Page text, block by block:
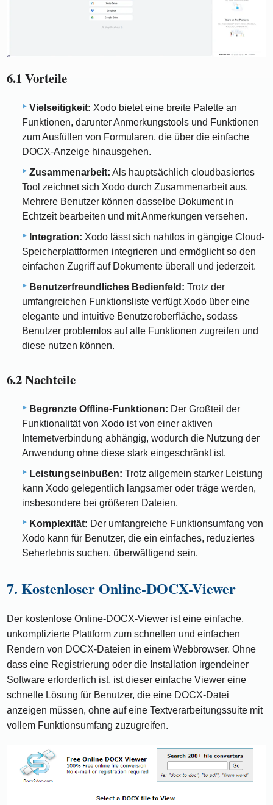
6.1 Vorteile
Vielseitigkeit: Xodo bietet eine breite Palette an
Funktionen, darunter Anmerkungstools und Funktionen
zum Ausfüllen von Formularen, die über die einfache
DOCX-Anzeige hinausgehen.
Zusammenarbeit: Als hauptsächlich cloudbasiertes
Tool zeichnet sich Xodo durch Zusammenarbeit aus.
Mehrere Benutzer können dasselbe Dokument in
Echtzeit bearbeiten und mit Anmerkungen versehen.
Integration: Xodo lässt sich nahtlos in gängige Cloud-
Speicherplattformen integrieren und ermöglicht so den
einfachen Zugriff auf Dokumente überall und jederzeit.
Benutzerfreundliches Bedienfeld: Trotz der
umfangreichen Funktionsliste verfügt Xodo über eine
elegante und intuitive Benutzeroberfläche, sodass
Benutzer problemlos auf alle Funktionen zugreifen und
diese nutzen können.
6.2 Nachteile
Begrenzte Offline-Funktionen: Der Großteil der
Funktionalität von Xodo ist von einer aktiven
Internetverbindung abhängig, wodurch die Nutzung der
Anwendung ohne diese stark eingeschränkt ist.
Leistungseinbußen: Trotz allgemein starker Leistung
kann Xodo gelegentlich langsamer oder träge werden,
insbesondere bei größeren Dateien.
Komplexität: Der umfangreiche Funktionsumfang von
Xodo kann für Benutzer, die ein einfaches, reduziertes
Seherlebnis suchen, überwältigend sein.
7. Kostenloser Online-DOCX-Viewer
Der kostenlose Online-DOCX-Viewer ist eine einfache,
unkomplizierte Plattform zum schnellen und einfachen
Rendern von DOCX-Dateien in einem Webbrowser. Ohne
dass eine Registrierung oder die Installation irgendeiner
Software erforderlich ist, ist dieser einfache Viewer eine
schnelle Lösung für Benutzer, die eine DOCX-Datei
anzeigen müssen, ohne auf eine Textverarbeitungssuite mit
vollem Funktionsumfang zuzugreifen.